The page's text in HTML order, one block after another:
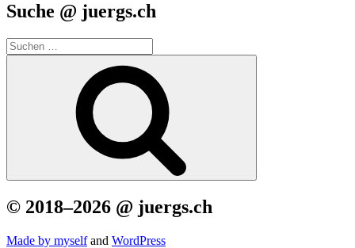
Suche @ juergs.ch
Suchen
nach:
© 2018–2026 @ juergs.ch
Made by mys­elfand Word­Press